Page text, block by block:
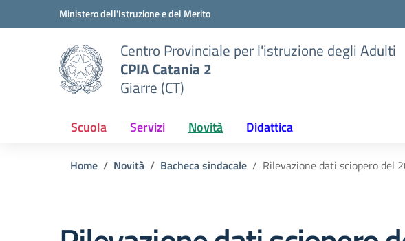
Vai ai contenuti
Vai al menu di navigazioneMinistero dell'Istruzione e del Merito
Centro Provinciale per l'istruzione degli Adulti
CPIA Catania 2
Giarre (CT)
Scuola Servizi Novità Didattica
Home Novità Bacheca sindacale Rilevazione dati sciopero del